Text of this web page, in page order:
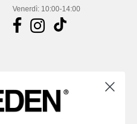
Venerdì: 10:00-14:00